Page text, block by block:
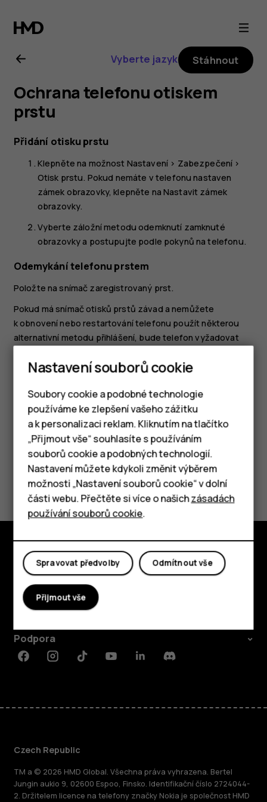
Uživatelská
příručka
k telefonu
Nokia 5.3
Chytré telefony
Tlačítkové telefony
Tablety
Vyberte jazyk Stáhnout
Ochrana telefonu otiskem
prstu
Přidání otisku prstu
Klepněte na možnost Nastavení > Zabezpečení >
Otisk prstu. Pokud nemáte v telefonu nastaven
zámek obrazovky, klepněte naNastavit zámek
obrazovky.
Vyberte záložní metodu odemknutí zamknuté
obrazovky a postupujte podle pokynů na telefonu.
Odemykání telefonu prstem
Položte na snímač zaregistrovaný prst.
Pokud má snímač otisků prstů závad a nemůžete
k obnovení nebo restartování telefonu použít některou
alternativní metodu přihlášení, bude telefon vyžadovat
vyžadovány další poplatky a všechna osobní data
v nejbližším středisku péče o zákazníky nebo u prodejce.
Pomohlo vám to?
Ano Ne
Prozkoumat
O nás
Planet and people
Podpora
FacebookInstagramTiktokYoutubeLinkedinDiscord
Czech Republic
TM a © 2026 HMD Global. Všechna práva vyhrazena. Bertel
Jungin aukio 9, 02600 Espoo, Finsko. Identifikační číslo 2724044-
2. Držitelem licence na telefony značky Nokia je společnost HMD
Nastavení souborů cookie
Soubory cookie a podobné technologie
používáme ke zlepšení vašeho zážitku
a k personalizaci reklam. Kliknutím na tlačítko
„Přijmout vše“ souhlasíte s používáním
souborů cookie a podobných technologií.
Nastavení můžete kdykoli změnit výběrem
možnosti „Nastavení souborů cookie“ v dolní
části webu. Přečtěte si více o našichzásadách
používání souborů cookie.
Odmítnout vše
Spravovat předvolby
Přijmout vše